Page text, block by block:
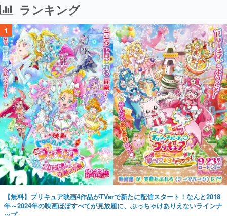
ランキング
1
【無料】プリキュア映画4作品がTVerで新たに配信スタート！なんと2018
年～2024年の映画ほぼすべてが見放題に、ぶっちゃけありえないラインナ